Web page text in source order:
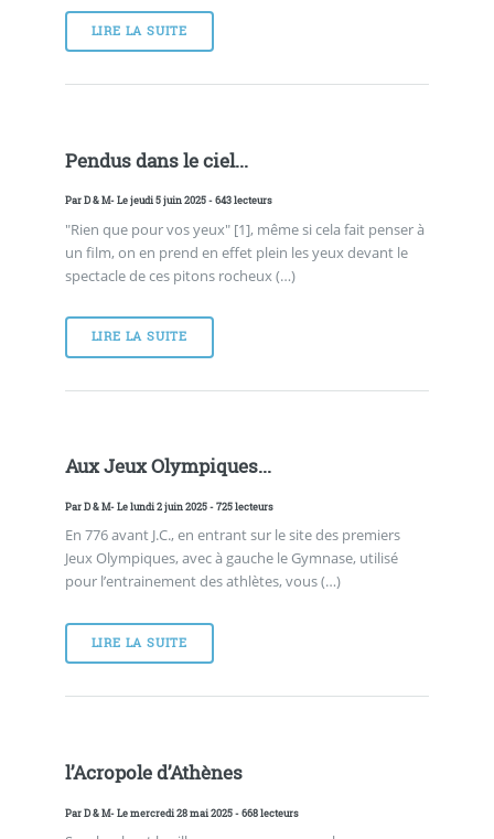
LIRE LA SUITE
Pendus dans le ciel...
ParD & M- Le jeudi 5 juin 2025 - 643 lecteurs
"Rien que pour vos yeux" [1], même si cela fait penser à
un film, on en prend en effet plein les yeux devant le
spectacle de ces pitons rocheux (…)
LIRE LA SUITE
Aux Jeux Olympiques...
ParD & M- Le lundi 2 juin 2025 - 725 lecteurs
En 776 avant J.C., en entrant sur le site des premiers
Jeux Olympiques, avec à gauche le Gymnase, utilisé
pour l’entrainement des athlètes, vous (…)
LIRE LA SUITE
l’Acropole d’Athènes
ParD & M- Le mercredi 28 mai 2025 - 668 lecteurs